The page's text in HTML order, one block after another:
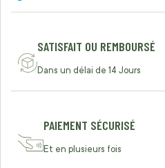
SATISFAIT OU REMBOURSÉ
Dans un délai de 14 Jours
PAIEMENT SÉCURISÉ
Et en plusieurs fois